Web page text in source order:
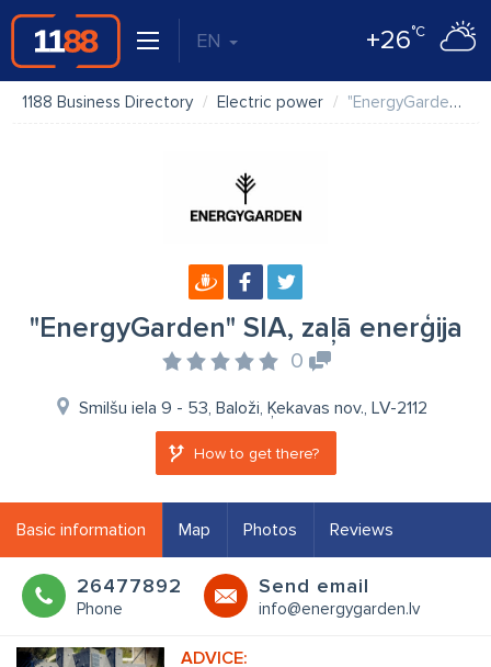
EN +26°C
1188 Business Directory Electric power "EnergyGarden" SIA, zaļā enerģija
"EnergyGarden" SIA, zaļā enerģija
0
Smilšu iela 9 - 53, Baloži, Ķekavas nov., LV-2112
How to get there?
Basic information Map Photos Reviews
26477892
Phone
Send email
info@energygarden.lv